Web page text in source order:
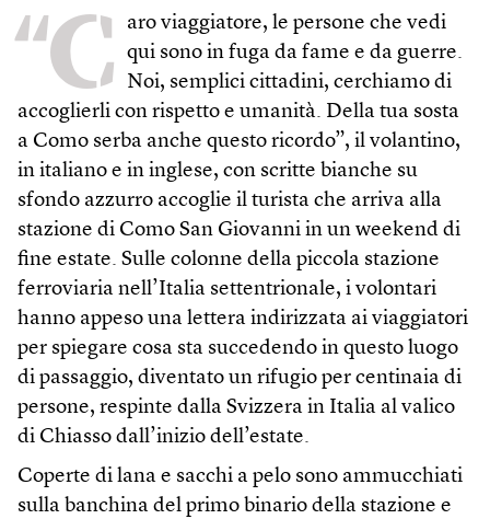
“C
aro viaggiatore, le persone che vedi
qui sono in fuga da fame e da guerre.
Noi, semplici cittadini, cerchiamo di
accoglierli con rispetto e umanità. Della tua sosta
a Como serba anche questo ricordo”, il volantino,
in italiano e in inglese, con scritte bianche su
sfondo azzurro accoglie il turista che arriva alla
stazione di Como San Giovanni in un weekend di
fine estate. Sulle colonne della piccola stazione
ferroviaria nell’Italia settentrionale, i volontari
hanno appeso una lettera indirizzata ai viaggiatori
per spiegare cosa sta succedendo in questo luogo
di passaggio, diventato un rifugio per centinaia di
persone, respinte dalla Svizzera in Italia al valico
di Chiasso dall’inizio dell’estate.
Coperte di lana e sacchi a pelo sono ammucchiati
sulla banchina del primo binario della stazione e